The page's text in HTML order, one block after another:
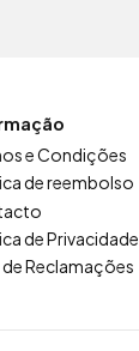
e Condições
de reembolso
de Privacidade
Reclamações